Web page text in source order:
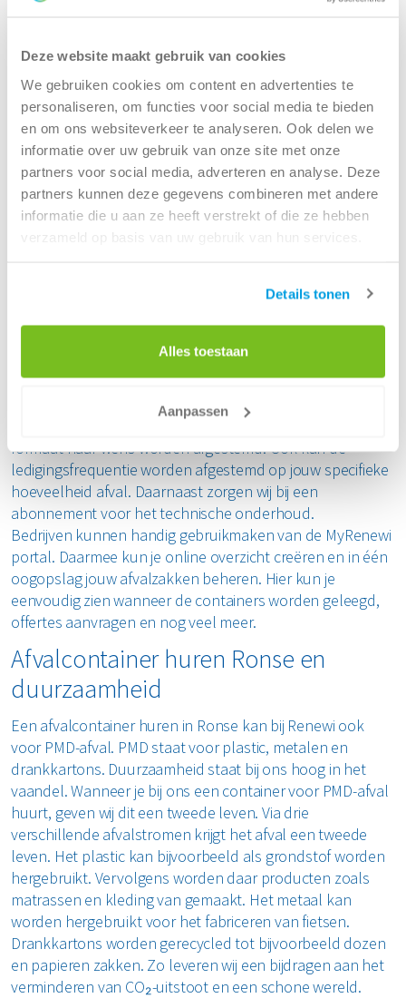
Deze website maakt gebruik van cookies
We gebruiken cookies om content en advertenties te
personaliseren, om functies voor social media te bieden
en om ons websiteverkeer te analyseren. Ook delen we
informatie over uw gebruik van onze site met onze
partners voor social media, adverteren en analyse. Deze
partners kunnen deze gegevens combineren met andere
informatie die u aan ze heeft verstrekt of die ze hebben
verzameld op basis van uw gebruik van hun services.
Details tonen
Alles toestaan
Aanpassen
Renewi is onder andere werkzaam in: Oudenaarde,
Zottegem, Brakel, Geraardsbergen, ...
woensdag
08:00 -
donderdag
08:00 -17:00
vrijdag
08:00 - 17:00
zaterdag
Gesloten
zondag
Gesloten
Route
Containerverhuur Ronse bij Renewi
Wanneer je een container huurt bij Renewi, ontzorgen wij
jou volledig. Bij een all-in-abonnementstarief geniet je van
een aantal voordelen. Niet alleen zorgen wij dan voor de
afvoer, bewerking en verwerking van afval, ook kan het
formaat naar wens worden afgestemd. Ook kan de
ledigingsfrequentie worden afgestemd op jouw specifieke
hoeveelheid afval. Daarnaast zorgen wij bij een
abonnement voor het technische onderhoud.
Bedrijven kunnen handig gebruikmaken van de MyRenewi
portal. Daarmee kun je online overzicht creëren en in één
oogopslag jouw afvalzakken beheren. Hier kun je
eenvoudig zien wanneer de containers worden geleegd,
offertes aanvragen en nog veel meer.
Afvalcontainer huren Ronse en
duurzaamheid
Een afvalcontainer huren in Ronse kan bij Renewi ook
voor PMD-afval. PMD staat voor plastic, metalen en
drankkartons. Duurzaamheid staat bij ons hoog in het
vaandel. Wanneer je bij ons een container voor PMD-afval
huurt, geven wij dit een tweede leven. Via drie
verschillende afvalstromen krijgt het afval een tweede
leven. Het plastic kan bijvoorbeeld als grondstof worden
hergebruikt. Vervolgens worden daar producten zoals
matrassen en kleding van gemaakt. Het metaal kan
worden hergebruikt voor het fabriceren van fietsen.
Drankkartons worden gerecycled tot bijvoorbeeld dozen
en papieren zakken. Zo leveren wij een bijdragen aan het
verminderen van CO₂-uitstoot en een schone wereld.